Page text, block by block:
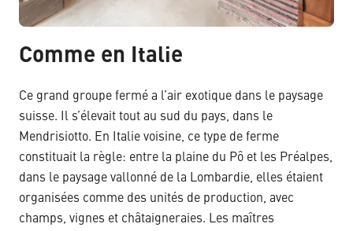
Comme en Italie
Ce grand groupe fermé a l’air exotique dans le paysage
suisse. Il s’élevait tout au sud du pays, dans le
Mendrisiotto. En Italie voisine, ce type de ferme
constituait la règle: entre la plaine du Pô et les Préalpes,
dans le paysage vallonné de la Lombardie, elles étaient
organisées comme des unités de production, avec
champs, vignes et châtaigneraies. Les maîtres